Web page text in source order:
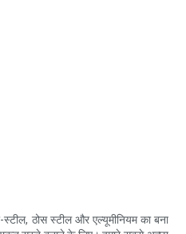
ठोस स्टील और एल्यूमीनियम का बना